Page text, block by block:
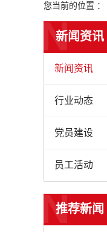
您当前的位置 ：
新闻资讯
N
新闻资讯
行业动态
党员建设
员工活动
推荐新闻
N